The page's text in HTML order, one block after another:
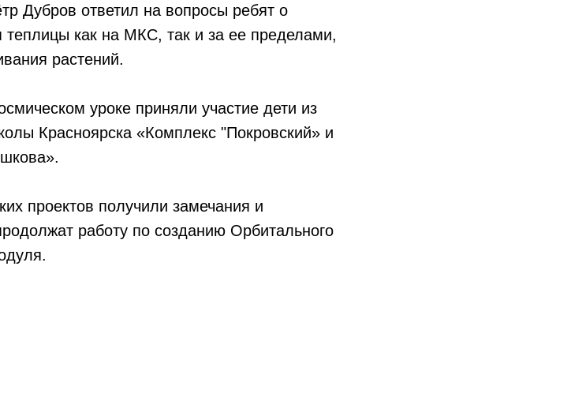
Дубров ответил на вопросы ребят о
как на МКС, так и за ее пределами,
растений.
уроке приняли участие дети из
Красноярска «Комплекс "Покровский» и
проектов получили замечания и
работу по созданию Орбитального